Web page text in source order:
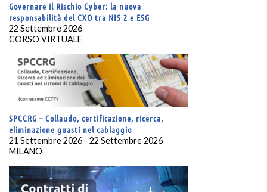
Governare il Rischio Cyber: la nuova
responsabilità del CXO tra NIS 2 e ESG
22 Settembre 2026
CORSO VIRTUALE
SPCCRG – Collaudo, certificazione, ricerca,
eliminazione guasti nel cablaggio
21 Settembre 2026 - 22 Settembre 2026
MILANO